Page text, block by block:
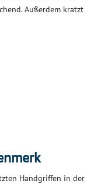
Außerdem kratzt
Handgriffen in der